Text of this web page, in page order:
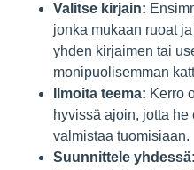
Valitse kirjain:
jonka mukaan ruoat
yhden kirjaimen tai
monipuolisemman
Ilmoita teema: Kerro
hyvissä ajoin, jotta
valmistaa tuomisiaan.
Suunnittele yhdessä: